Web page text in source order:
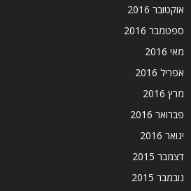
אוקטובר 2016
ספטמבר 2016
מאי 2016
אפריל 2016
מרץ 2016
פברואר 2016
ינואר 2016
דצמבר 2015
נובמבר 2015